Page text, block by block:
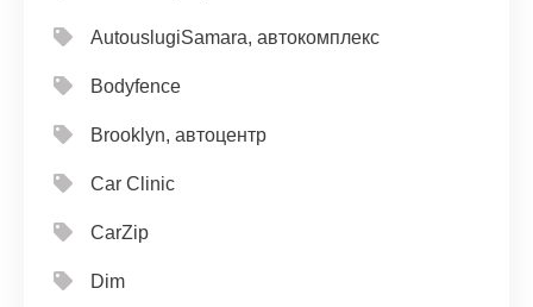
AutouslugiSamara, автокомплекс
Bodyfence
Brooklyn, автоцентр
Car Clinic
CarZip
Dim